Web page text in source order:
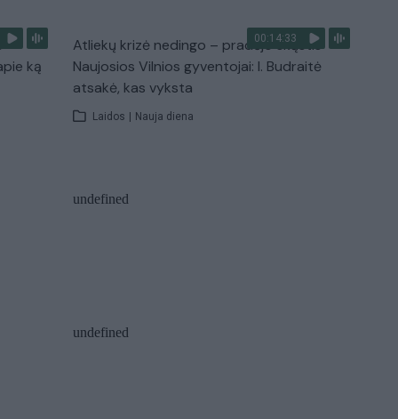
–
ką
00:14:33
Atliekų krizė nedingo – pradėjo skųstis
Naujosios Vilnios gyventojai: I. Budraitė
atsakė, kas vyksta
Laidos | Nauja diena